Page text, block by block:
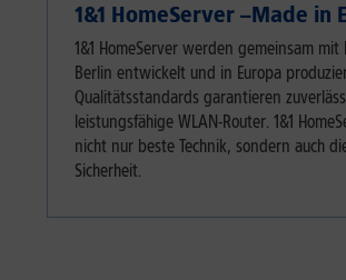
1&1 HomeServer –Made in
1&1 HomeServer werden gemeinsam mit
Berlin entwickelt und in Europa
Qualitätsstandards garantieren
leistungsfähige WLAN-Router. 1&1
nicht nur beste Technik, sondern auch
Sicherheit.